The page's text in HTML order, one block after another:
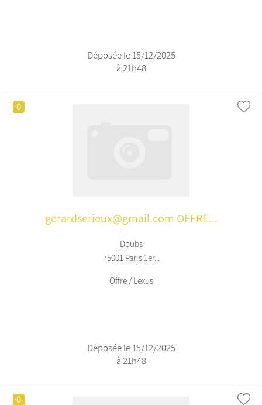
Déposée le 15/12/2025
à 21h48
0
gerardserieux@gmail.com OFFRE...
Doubs
75001 Paris 1er...
Offre / Lexus
Déposée le 15/12/2025
à 21h48
0